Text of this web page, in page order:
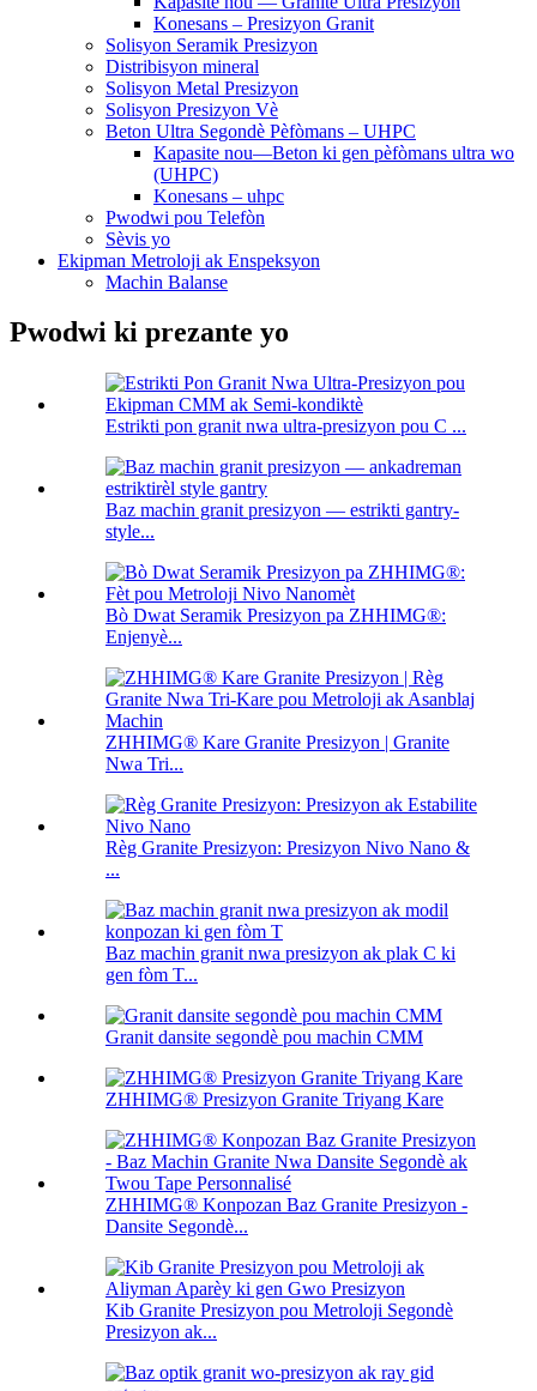
Konesans – Presizyon Granit
Solisyon Seramik Presizyon
Distribisyon mineral
Solisyon Metal Presizyon
Solisyon Presizyon Vè
Beton Ultra Segondè Pèfòmans – UHPC
Kapasite nou—Beton ki gen pèfòmans ultra wo
(UHPC)
Konesans – uhpc
Pwodwi pou Telefòn
Sèvis yo
Ekipman Metroloji ak Enspeksyon
Machin Balanse
Pwodwi ki prezante yo
Estrikti pon granit nwa ultra-presizyon pou C ...
Baz machin granit presizyon — estrikti gantry-
style...
Bò Dwat Seramik Presizyon pa ZHHIMG®:
Enjenyè...
ZHHIMG® Kare Granite Presizyon | Granite
Nwa Tri...
Règ Granite Presizyon: Presizyon Nivo Nano &
...
Baz machin granit nwa presizyon ak plak C ki
gen fòm T...
Granit dansite segondè pou machin CMM
ZHHIMG® Presizyon Granite Triyang Kare
ZHHIMG® Konpozan Baz Granite Presizyon -
Dansite Segondè...
Kib Granite Presizyon pou Metroloji Segondè
Presizyon ak...